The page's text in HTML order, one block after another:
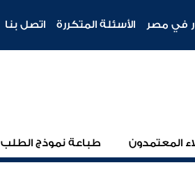
في مصر الأسئلة المتكررة اتصل بنا
المعتمدون طباعة نموذج الطلب